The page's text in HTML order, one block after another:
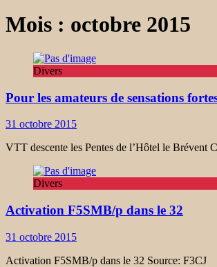
Mois : octobre 2015
Divers
Pour les amateurs de sensations
31 octobre 2015
VTT descente les Pentes de l’Hôtel le Brévent
Divers
Activation F5SMB/p dans le 32
31 octobre 2015
Activation F5SMB/p dans le 32 Source: F3CJ